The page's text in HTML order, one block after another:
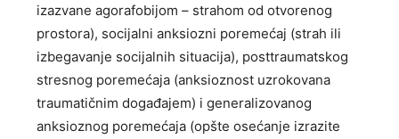
izazvane agorafobijom – strahom od otvorenog
prostora), socijalni anksiozni poremećaj (strah ili
izbegavanje socijalnih situacija), posttraumatskog
stresnog poremećaja (anksioznost uzrokovana
traumatičnim događajem) i generalizovanog
anksioznog poremećaja (opšte osećanje izrazite